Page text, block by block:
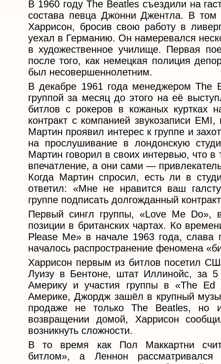
В 1960 году The Beatles съездили на
состава певца Джонни Джентла. В
Харрисон, бросив свою работу в
уехал в Германию. Он намеревался
в художественное училище. Первая
после того, как немецкая полиция
был несовершеннолетним.
В декабре 1961 года менеджером The
группой за месяц до этого на её
битлов с рокеров в кожаных куртках
контракт с компанией звукозаписи
Мартин проявил интерес к группе и
на прослушивание в лондонскую
Мартин говорил в своих интервью, что в
впечатление, а они сами —
Когда Мартин спросил, есть ли в
ответил: «Мне не нравится ваш
группе подписать долгожданный
Первый сингл группы, «Love Me
позиции в британских чартах. Ко
Please Me» в начале 1963 года, слава
началось распространение феномена
Харрисон первым из битлов посетил
Луизу в Бентоне, штат Иллинойс, за 5
Америку и участия группы в «The
Америке, Джордж зашёл в крупный
продаже не только The Beatles, но
возвращении домой, Харрисон
возникнуть сложности.
В то время как Пол Маккартни
битлом», а Леннон